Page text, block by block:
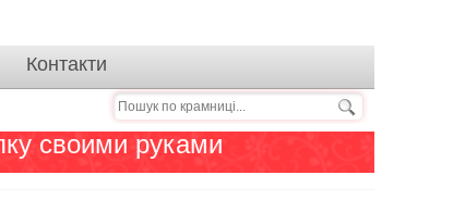
Контакти
своими руками